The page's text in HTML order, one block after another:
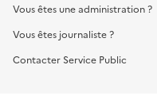
Vous êtes une administration ?
Vous êtes journaliste ?
Contacter Service Public